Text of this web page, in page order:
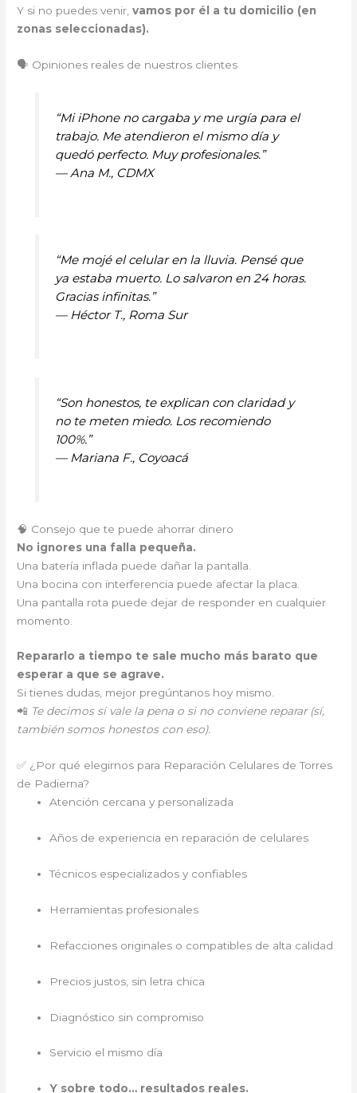
Y si no puedes venir,vamos por él a tu domicilio (en
zonas seleccionadas).
🗣️ Opiniones reales de nuestros clientes
“Mi iPhone no cargaba y me urgía para el
trabajo. Me atendieron el mismo día y
quedó perfecto. Muy profesionales.”
— Ana M., CDMX
“Me mojé el celular en la lluvia. Pensé que
ya estaba muerto. Lo salvaron en 24 horas.
Gracias infinitas.”
— Héctor T., Roma Sur
“Son honestos, te explican con claridad y
no te meten miedo. Los recomiendo
100%.”
— Mariana F., Coyoacá
🧠 Consejo que te puede ahorrar dinero
No ignores una falla pequeña.
Una batería inflada puede dañar la pantalla.
Una bocina con interferencia puede afectar la placa.
Una pantalla rota puede dejar de responder en cualquier
momento.
Repararlo a tiempo te sale mucho más barato que
esperar a que se agrave.
Si tienes dudas, mejor pregúntanos hoy mismo.
📲 Te decimos si vale la pena o si no conviene reparar (sí,
también somos honestos con eso).
✅ ¿Por qué elegirnos para Reparación Celulares de Torres
de Padierna?
Atención cercana y personalizada
Años de experiencia en reparación de celulares
Técnicos especializados y confiables
Herramientas profesionales
Refacciones originales o compatibles de alta calidad
Precios justos, sin letra chica
Diagnóstico sin compromiso
Servicio el mismo día
Y sobre todo… resultados reales.